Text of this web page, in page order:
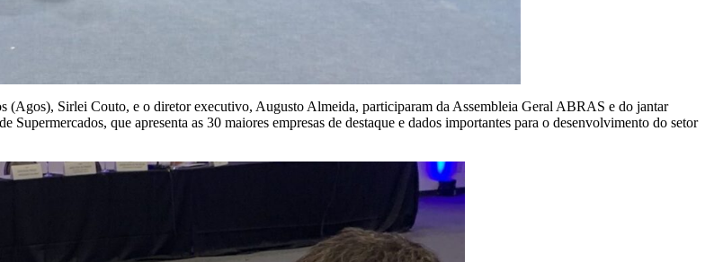
(Agos), Sirlei Couto, e o diretor executivo, Augusto Almeida, participaram da Assembleia Geral ABRAS e do jantar
que apresenta as 30 maiores empresas de destaque e dados importantes para o desenvolvimento do setor